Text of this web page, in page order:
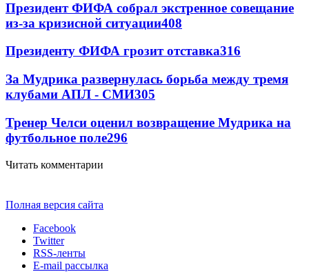
Президент ФИФА собрал экстренное совещание
из-за кризисной ситуации408
Президенту ФИФА грозит отставка316
За Мудрика развернулась борьба между тремя
клубами АПЛ - СМИ305
Тренер Челси оценил возвращение Мудрика на
футбольное поле296
Читать комментарии
Полная версия сайта
Facebook
Twitter
RSS-ленты
E-mail рассылка